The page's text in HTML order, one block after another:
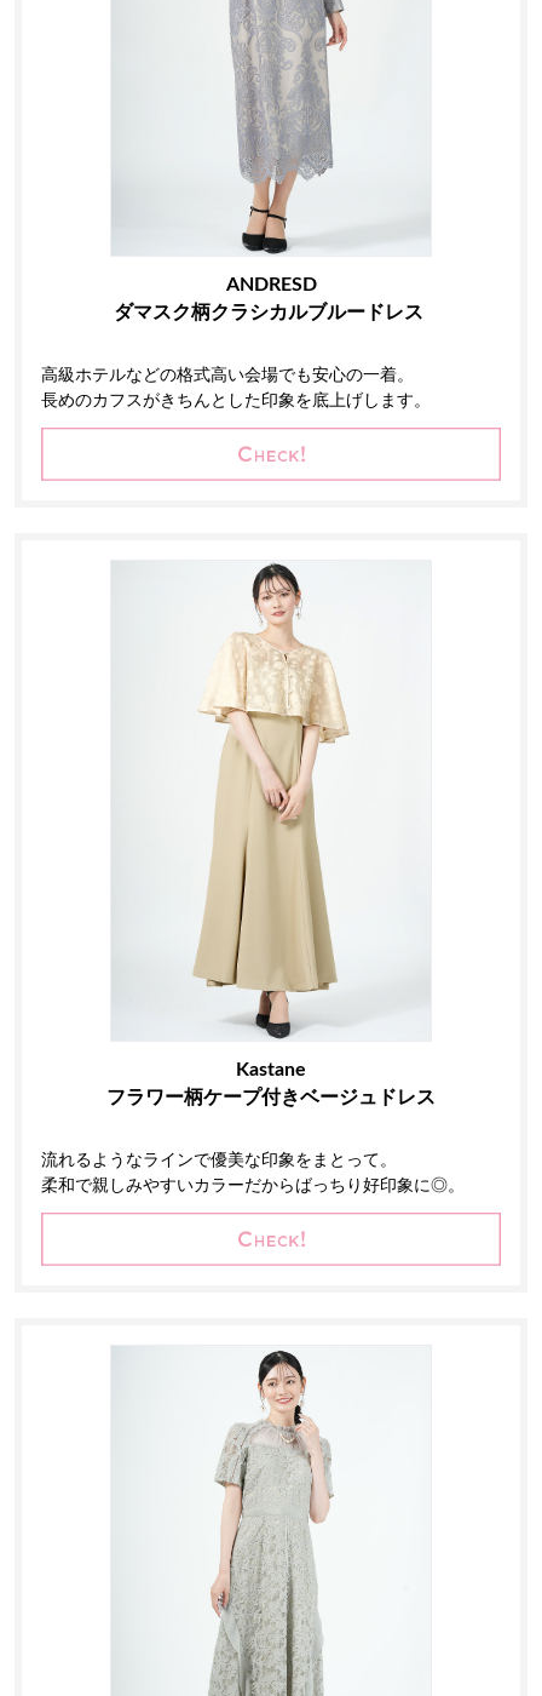
ANDRESD
ダマスク柄クラシカルブルードレス
高級ホテルなどの格式高い会場でも安心の一着。
長めのカフスがきちんとした印象を底上げします。
Kastane
フラワー柄ケープ付きベージュドレス
流れるようなラインで優美な印象をまとって。
柔和で親しみやすいカラーだからばっちり好印象に◎。